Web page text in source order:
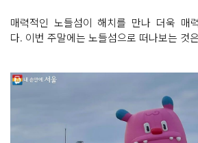
매력적인 노들섬이 해치를 만나 더욱 매
다. 이번 주말에는 노들섬으로 떠나보는 것